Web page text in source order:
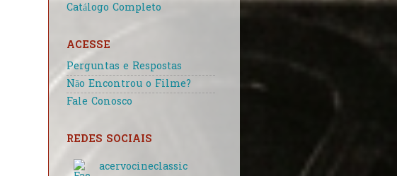
Catálogo Completo
ACESSE
Perguntas e Respostas
Não Encontrou o Filme?
Fale Conosco
REDES SOCIAIS
acervocineclassic